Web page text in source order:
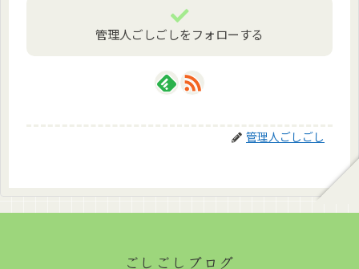
管理人ごしごしをフォローする
管理人ごしごし
ごしごしブログ